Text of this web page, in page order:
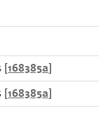
[168385a]
[168385a]